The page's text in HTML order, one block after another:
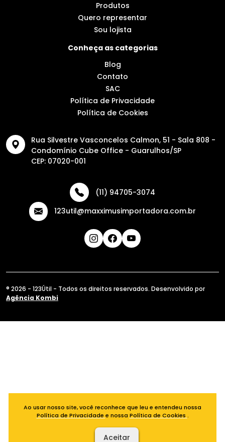
Produtos
Quero representar
Sou lojista
Conheça as categorias
Blog
Contato
SAC
Política de Privacidade
Política de Cookies
Rua Silvestre Vasconcelos Calmon, 51 - Sala 808 -
Condomínio Cube Office - Guarulhos/SP
CEP: 07020-001
(11) 94705-3074
123util@maxximusimportadora.com.br
® 2026 - 123Útil - Todos os direitos reservados. Desenvolvido por
Agência Kombi
Ao usar nosso site, você reconhece que leu e entendeu nossa
Política de Privacidade e nossa Política de Cookies .
Aceitar